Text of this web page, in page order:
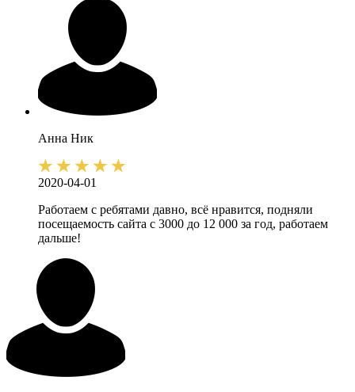
Анна Ник
2020-04-01
Работаем с ребятами давно, всё нравится, подняли
посещаемость сайта с 3000 до 12 000 за год, работаем
дальше!